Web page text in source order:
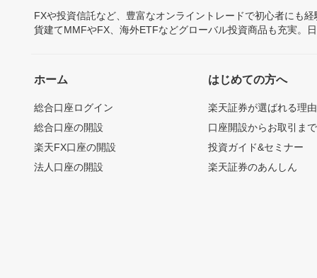
FXや投資信託など、豊富なオンライントレードで初心者にも
貨建てMMFやFX、海外ETFなどグローバル投資商品も充実。
ホーム
総合口座ログイン
総合口座の開設
楽天FX口座の開設
法人口座の開設
はじめての方へ
楽天証券が選ばれる理由
口座開設からお取引ま
投資ガイド&セミナー
楽天証券のあんしん